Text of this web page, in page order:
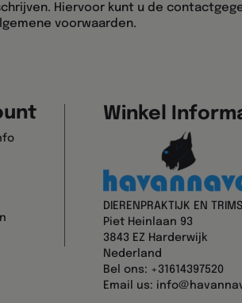
Hiervoor kunt u de
voorwaarden.
Winkel
DIERENPRAKTIJK EN
Piet Heinlaan 93
3843 EZ Harderwijk
Nederland
Bel ons: +31614397520
Email us: